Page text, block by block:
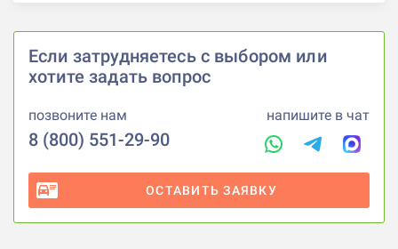
Если затрудняетесь с выбором или
хотите задать вопрос
позвоните нам
8 (800) 551-29-90
напишите в чат
ОСТАВИТЬ ЗАЯВКУ